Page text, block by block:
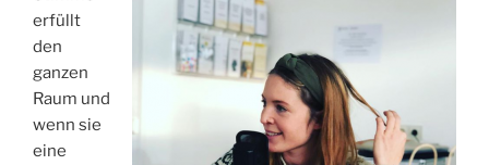
erfüllt
den
ganzen
Raum und
wenn sie
eine